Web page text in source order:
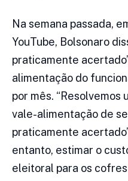
Na semana passada,
YouTube, Bolsonaro
praticamente
alimentação do
por mês.
vale-alimentação de
praticamente
entanto, estimar o
eleitoral para os